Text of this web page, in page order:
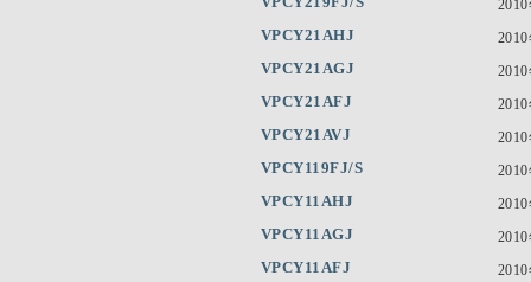
VPCY21AHJ
VPCY21AGJ
VPCY21AFJ
VPCY21AVJ
VPCY119FJ/S
VPCY11AHJ
VPCY11AGJ
VPCY11AFJ